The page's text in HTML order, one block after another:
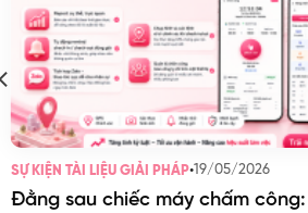
SỰ KIỆN TÀI LIỆU GIẢI PHÁP•19/05/2026
Đằng sau chiếc máy chấm